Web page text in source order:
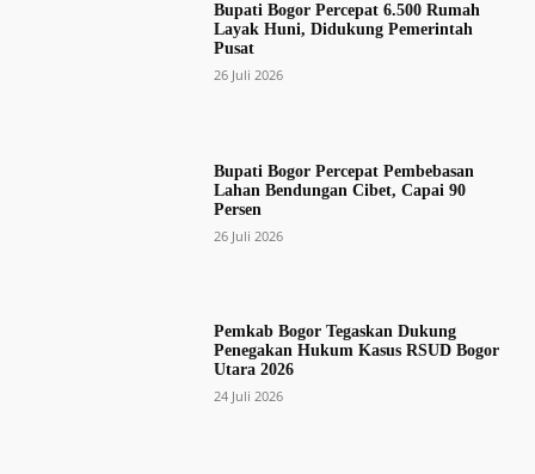
Bupati Bogor Percepat 6.500 Rumah
Layak Huni, Didukung Pemerintah
Pusat
26 Juli 2026
Bupati Bogor Percepat Pembebasan
Lahan Bendungan Cibet, Capai 90
Persen
26 Juli 2026
Pemkab Bogor Tegaskan Dukung
Penegakan Hukum Kasus RSUD Bogor
Utara 2026
24 Juli 2026